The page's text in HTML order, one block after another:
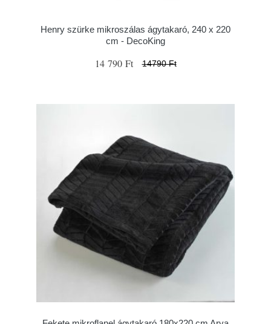
Henry szürke mikroszálas ágytakaró, 240 x 220
cm - DecoKing
14 790 Ft 14790 Ft